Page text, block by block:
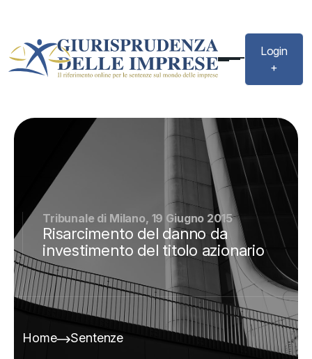
Login
+
Tribunale di Milano, 19 Giugno 2015
Risarcimento del danno da
investimento del titolo azionario
Home Sentenze